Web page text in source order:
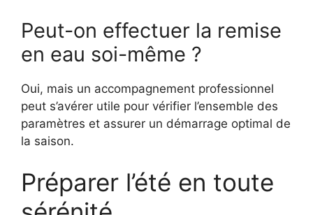
Peut-on effectuer la remise
en eau soi-même ?
Oui, mais un accompagnement professionnel
peut s’avérer utile pour vérifier l’ensemble des
paramètres et assurer un démarrage optimal de
la saison.
Préparer l’été en toute